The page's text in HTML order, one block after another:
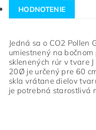
HODNOTENIE
Jedná sa o CO2 Pollen
umiestnený na bočnom
sklenených rúr v tvare
20Ø je určený pre 60
skla vrátane dielov tvaru
je potrebná starostlivá